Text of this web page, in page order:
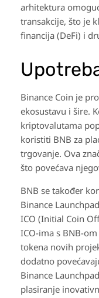
arhitektura
transakcije, što je
financija (DeFi) i
Binance Coin je
ekosustavu i šire.
kriptovalutama
koristiti BNB za
trgovanje. Ova
što povećava
BNB se također
Binance
ICO (Initial Coin
ICO-ima s BNB-
tokena novih
dodatno
Binance
plasiranje